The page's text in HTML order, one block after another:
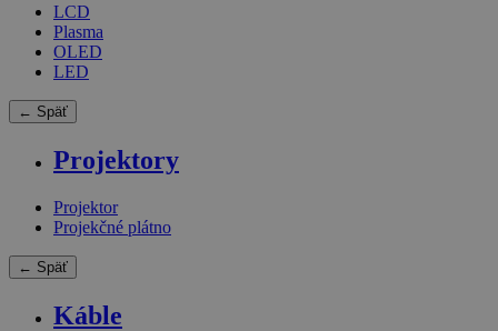
LCD
Plasma
OLED
LED
← Späť
Projektory
Projektor
Projekčné plátno
← Späť
Káble